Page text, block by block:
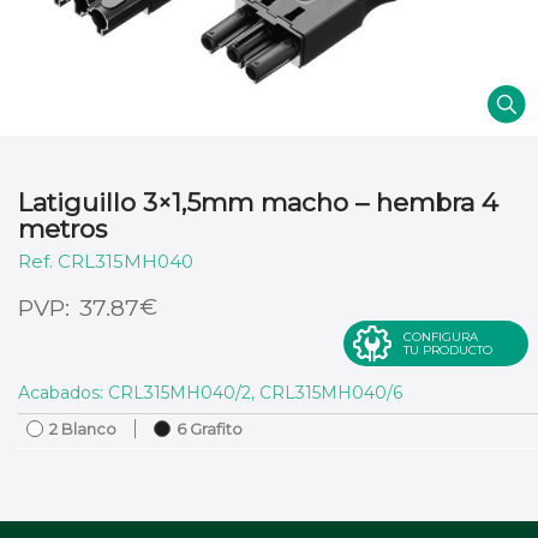
Latiguillo 3×1,5mm macho – hembra 4
metros
37.87€
CRL315MH040
CONFIGURA
TU PRODUCTO
Acabados: CRL315MH040/2, CRL315MH040/6
2 Blanco 6 Grafito